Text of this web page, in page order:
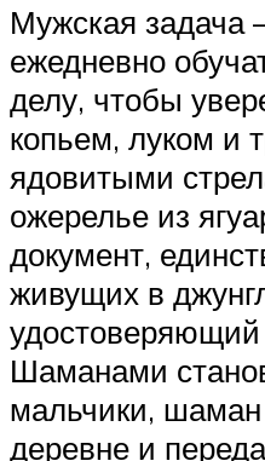
Мужская задача
ежедневно
делу, чтобы
копьем, луком и
ядовитыми
ожерелье из
документ,
живущих в
удостоверяющий
Шаманами
мальчики, шаман
деревне и